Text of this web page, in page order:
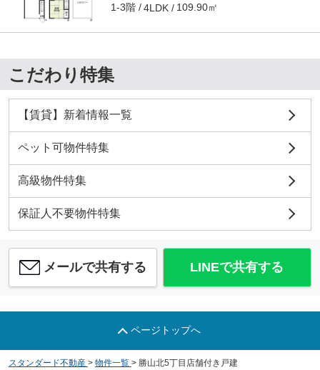
1-3階 4LDK 109.90㎡
こだわり特集
【賃貸】新着情報一覧
ペット可物件特集
高級物件特集
保証人不要物件特集
メールで共有する LINEで共有する
ページトップへ
スタンダード不動産 > 物件一覧 > 勝山北5丁目店舗付き戸建